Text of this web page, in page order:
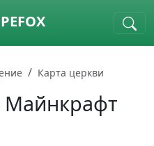
Карта церкви
Майнкрафт